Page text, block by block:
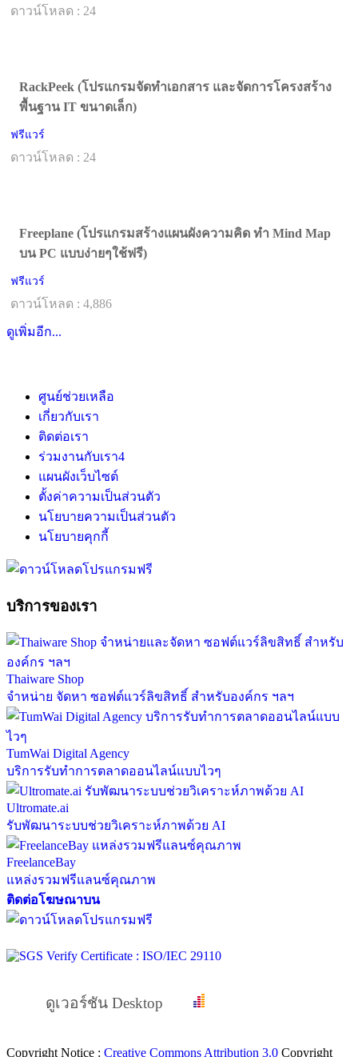
ดาวน์โหลด : 24
RackPeek (โปรแกรมจัดทำเอกสาร และจัดการโครงสร้าง
พื้นฐาน IT ขนาดเล็ก)
ฟรีแวร์
ดาวน์โหลด : 24
Freeplane (โปรแกรมสร้างแผนผังความคิด ทำ Mind Map
บน PC แบบง่ายๆใช้ฟรี)
ฟรีแวร์
ดาวน์โหลด : 4,886
ดูเพิ่มอีก...
ศูนย์ช่วยเหลือ
เกี่ยวกับเรา
ติดต่อเรา
ร่วมงานกับเรา4
แผนผังเว็บไซต์
ตั้งค่าความเป็นส่วนตัว
นโยบายความเป็นส่วนตัว
นโยบายคุกกี้
บริการของเรา
Thaiware Shop
จำหน่าย จัดหา ซอฟต์แวร์ลิขสิทธิ์ สำหรับองค์กร ฯลฯ
TumWai Digital Agency
บริการรับทำการตลาดออนไลน์แบบไวๆ
Ultromate.ai
รับพัฒนาระบบช่วยวิเคราะห์ภาพด้วย AI
FreelanceBay
แหล่งรวมฟรีแลนซ์คุณภาพ
ติดต่อโฆษณาบน
ดูเวอร์ชัน Desktop
Copyright Notice : Creative Commons Attribution 3.0 Copyright